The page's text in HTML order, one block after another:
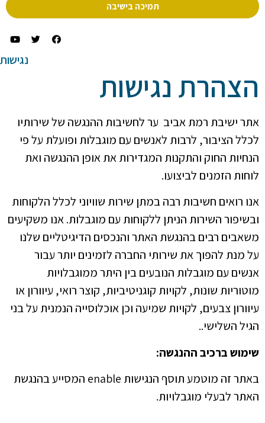
תמיכה בישיבה
נגישות
הצהרת נגישות
אתר ישיבת רמת אביב ער לחשיבות ההנגשה של שירותיו
לכלל הציבור, לרבות לאנשים עם מוגבלות ופועלת על פי
הנחיות החוק והתקנות המגדירות את אופן ההנגשה ואת
לוחות הזמנים לביצועו.
אנו רואים חשיבות רבה במתן שירות שוויוני לכלל הלקוחות
ובשיפור השירות הניתן ללקוחות עם מוגבלות. אנו משקיעים
משאבים רבים בהנגשת האתר והנכסים הדיגיטליים שלנו
על מנת להפוך את שירותי החברה לזמינים יותר עבור
אנשים עם מוגבלות הנובעים בין היתר ממוגבלויות
מוטוריות שונות, לקויות קוגניטיביות, קוצר רואי, עיוורון או
עיוורון צבעים, לקויות שמיעה וכן אוכלוסייה הנמנית על בני
הגיל השלישי..
שימוש ברכיב ההנגשה:
באתר זה מוטמע תוסף הנגישות enable המסייע בהנגשת
האתר לבעלי מוגבלויות.